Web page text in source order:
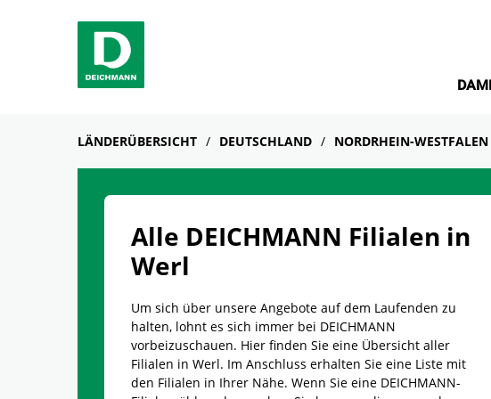
LÄNDERÜBERSICHT DEUTSCHLAND NORDRHEIN-WESTFALEN
Alle DEICHMANN Filialen in
Werl
Um sich über unsere Angebote auf dem Laufenden zu
halten, lohnt es sich immer bei DEICHMANN
vorbeizuschauen. Hier finden Sie eine Übersicht aller
Filialen in Werl. Im Anschluss erhalten Sie eine Liste mit
den Filialen in Ihrer Nähe. Wenn Sie eine DEICHMANN-